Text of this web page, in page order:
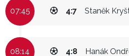
07:45 Staněk
4:7
08:14 Hanák
4:8